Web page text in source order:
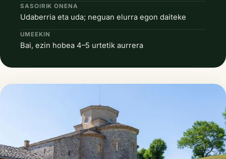
SASOIRIK ONENA
Udaberria eta uda; neguan elurra egon daiteke
UMEEKIN
Bai, ezin hobea 4–5 urtetik aurrera